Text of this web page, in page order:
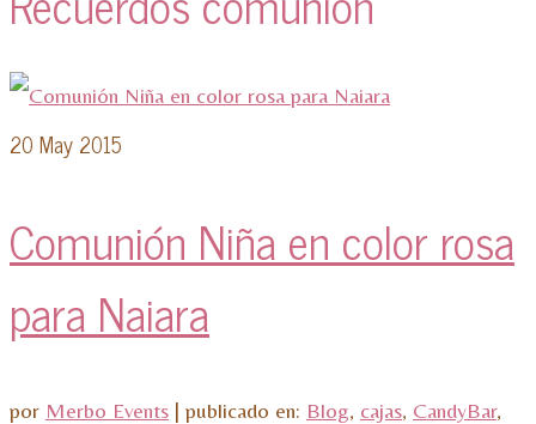
20 May 2015
Comunión Niña en color rosa
para Naiara
por Merbo Events | publicado en: Blog, cajas, CandyBar,